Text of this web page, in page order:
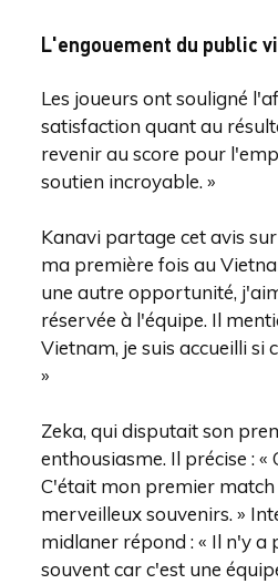
L'engouement du public
Les joueurs ont souligné
satisfaction quant au
revenir au score pour
soutien incroyable. »
Kanavi partage cet avis
ma première fois au
une autre opportunité,
réservée à l'équipe. Il
Vietnam, je suis accueilli si
»
Zeka, qui disputait son
enthousiasme. Il précise :
C'était mon premier match
merveilleux souvenirs. »
midlaner répond : « Il n'y a
souvent car c'est une